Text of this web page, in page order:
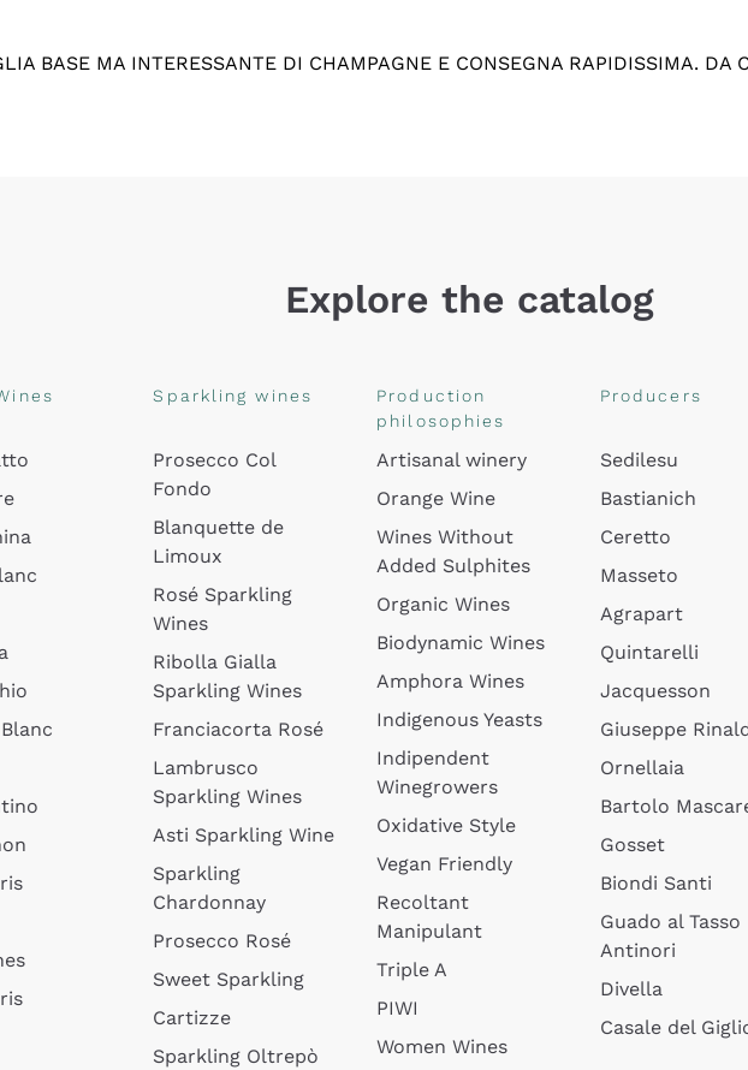
BASE MA INTERESSANTE DI CHAMPAGNE E CONSEGNA RAPIDISSIMA. DA
Explore the catalog
Sparkling wines
Prosecco Col
Fondo
Blanquette de
Limoux
Rosé Sparkling
Wines
Ribolla Gialla
Sparkling Wines
Franciacorta Rosé
Lambrusco
Sparkling Wines
Asti Sparkling Wine
Sparkling
Chardonnay
Prosecco Rosé
Sweet Sparkling
Cartizze
Sparkling Oltrepò
Production
philosophies
Artisanal winery
Orange Wine
Wines Without
Added Sulphites
Organic Wines
Biodynamic Wines
Amphora Wines
Indigenous Yeasts
Indipendent
Winegrowers
Oxidative Style
Vegan Friendly
Recoltant
Manipulant
Triple A
PIWI
Women Wines
Producers
Sedilesu
Bastianich
Ceretto
Masseto
Agrapart
Quintarelli
Jacquesson
Giuseppe
Ornellaia
Bartolo
Gosset
Biondi Santi
Guado al Tasso
Antinori
Divella
Casale del